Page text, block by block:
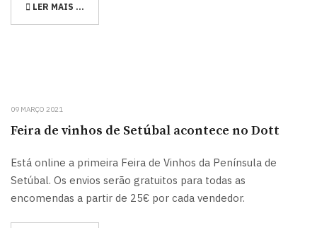
LER MAIS …
09 MARÇO 2021
Feira de vinhos de Setúbal acontece no Dott
Está online a primeira Feira de Vinhos da Península de
Setúbal. Os envios serão gratuitos para todas as
encomendas a partir de 25€ por cada vendedor.